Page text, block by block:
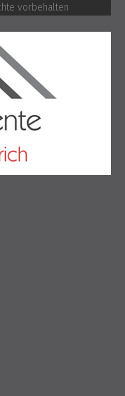
vorbehalten